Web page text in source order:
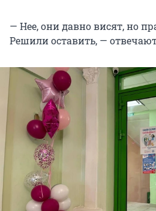
— Нее, они давно висят, но
Решили оставить, —